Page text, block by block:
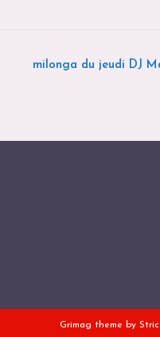
milonga du jeudi DJ
Grimag theme by